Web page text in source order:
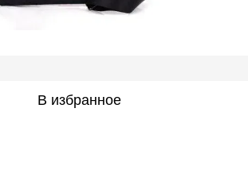
В избранное